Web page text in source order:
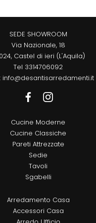
SEDE SHOWROOM
Via Nazionale, 18
Castel di ieri (L'Aquila)
Tel 3314706092
info@desantisarredamenti.it
Cucine Moderne
Cucine Classiche
Pareti Attrezzate
Sedie
Tavoli
Sgabelli
Arredamento Casa
Accessori Casa